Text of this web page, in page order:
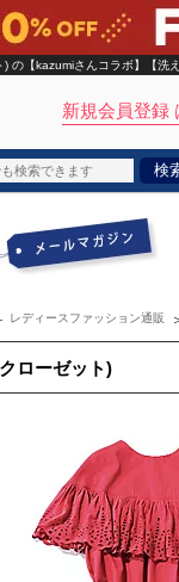
) の【kazumiさんコラボ】【洗
新規会員登録
検
ム
に買うと送料無料)
レディースファッション通販
ローゼット)